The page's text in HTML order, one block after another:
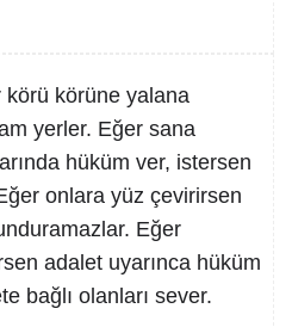
körü körüne yalana
yerler. Eğer sana
hüküm ver, istersen
onlara yüz çevirirsen
Eğer
adalet uyarınca hüküm
bağlı olanları sever.